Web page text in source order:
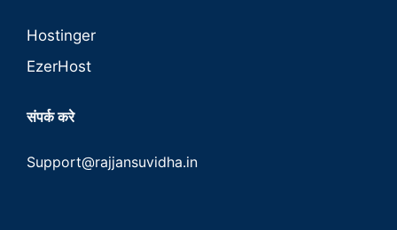
Hostinger
EzerHost
संपर्क करे
Support@rajjansuvidha.in